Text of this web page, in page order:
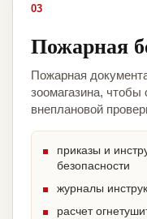
03
Пожарная
Пожарная
зоомагазина, чтобы
внеплановой
приказы и
безопасности
журналы
расчет